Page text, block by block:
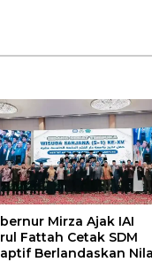
Mirza Ajak IAI
Fattah Cetak SDM
Berlandaskan